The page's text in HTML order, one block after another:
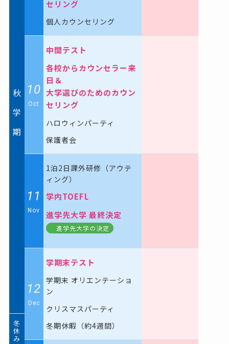
秋
学
期
セリング
個人カウンセリング
10
Oct
中間テスト
各校からカウンセラー来
日＆
大学選びのためのカウン
セリング
ハロウィンパーティ
保護者会
11
Nov
1泊2日課外研修（アウテ
ィング）
学内TOEFL
進学先大学 最終決定
進学先大学の決定
12
Dec
学期末テスト
学期末 オリエンテーショ
ン
クリスマスパーティ
冬期休暇（約4週間）
冬
休
み